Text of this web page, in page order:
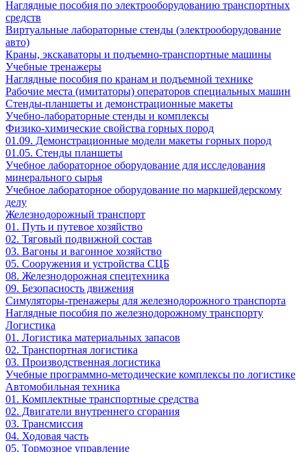
Наглядные пособия по электрооборудованию транспортных
средств
Виртуальные лабораторные стенды (электрооборудование
авто)
Краны, экскаваторы и подъемно-транспортные машины
Учебные тренажеры
Наглядные пособия по кранам и подъемной технике
Рабочие места (имитаторы) операторов специальных машин
Стенды-планшеты и демонстрационные макеты
Учебно-лабораторные стенды и комплексы
Физико-химические свойства горных пород
01.09. Демонстрационные модели макеты горных пород
01.05. Стенды планшеты
Учебное лабораторное оборудование для исследования
минерального сырья
Учебное лабораторное оборудование по маркшейдерскому
делу
Железнодорожный транспорт
01. Путь и путевое хозяйство
02. Тяговый подвижной состав
03. Вагоны и вагонное хозяйство
05. Сооружения и устройства СЦБ
08. Железнодорожная спецтехника
09. Безопасность движения
Симуляторы-тренажеры для железнодорожного транспорта
Наглядные пособия по железнодорожному транспорту
Логистика
01. Логистика материальных запасов
02. Транспортная логистика
03. Производственная логистика
Учебные программно-методические комплексы по логистике
Автомобильная техника
01. Комплектные транспортные средства
02. Двигатели внутреннего сгорания
03. Трансмиссия
04. Ходовая часть
05. Тормозное управление